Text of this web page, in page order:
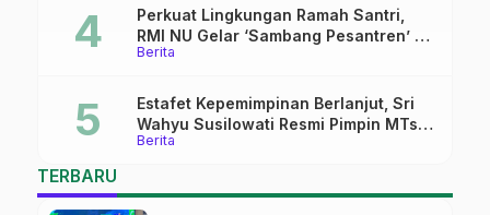
Berita
Perkuat Lingkungan Ramah Santri,
RMI NU Gelar ‘Sambang Pesantren’ di
Pati
Berita
Estafet Kepemimpinan Berlanjut, Sri
Wahyu Susilowati Resmi Pimpin MTs
Ma’arif Sapuran
TERBARU